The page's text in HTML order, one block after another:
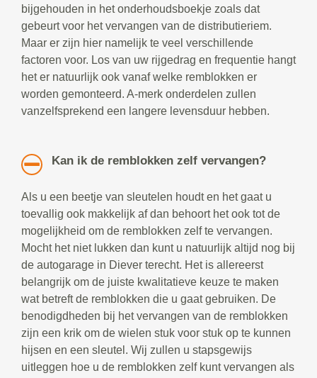
bijgehouden in het onderhoudsboekje zoals dat
gebeurt voor het vervangen van de distributieriem.
Maar er zijn hier namelijk te veel verschillende
factoren voor. Los van uw rijgedrag en frequentie hangt
het er natuurlijk ook vanaf welke remblokken er
worden gemonteerd. A-merk onderdelen zullen
vanzelfsprekend een langere levensduur hebben.
Kan ik de remblokken zelf vervangen?
Als u een beetje van sleutelen houdt en het gaat u
toevallig ook makkelijk af dan behoort het ook tot de
mogelijkheid om de remblokken zelf te vervangen.
Mocht het niet lukken dan kunt u natuurlijk altijd nog bij
de autogarage in Diever terecht. Het is allereerst
belangrijk om de juiste kwalitatieve keuze te maken
wat betreft de remblokken die u gaat gebruiken. De
benodigdheden bij het vervangen van de remblokken
zijn een krik om de wielen stuk voor stuk op te kunnen
hijsen en een sleutel. Wij zullen u stapsgewijs
uitleggen hoe u de remblokken zelf kunt vervangen als